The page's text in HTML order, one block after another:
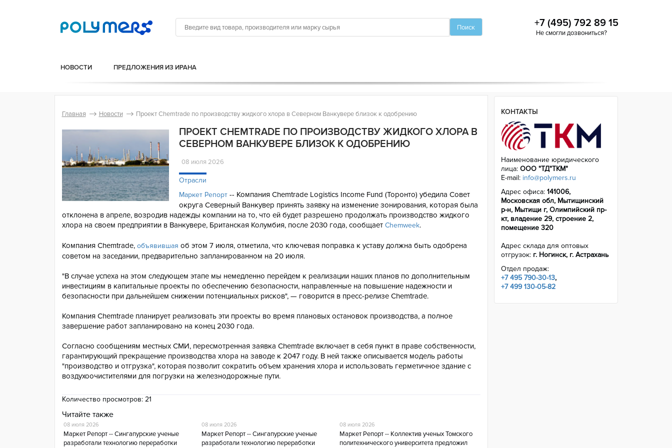
+7 (495) 792 89 15
Не смогли дозвониться?
НОВОСТИ ПРЕДЛОЖЕНИЯ ИЗ ИРАНА
Главная Новости Проект Chemtrade по производству жидкого хлора в Северном Ванкувере близок к одобрению
ПРОЕКТ CHEMTRADE ПО ПРОИЗВОДСТВУ ЖИДКОГО ХЛОРА В
СЕВЕРНОМ ВАНКУВЕРЕ БЛИЗОК К ОДОБРЕНИЮ
08 июля 2026
Отрасли
Маркет Репорт-- Компания Chemtrade Logistics Income Fund (Торонто) убедила Совет
округа Северный Ванкувер принять заявку на изменение зонирования, которая была
отклонена в апреле, возродив надежды компании на то, что ей будет разрешено продолжать производство жидкого
хлора на своем предприятии в Ванкувере, Британская Колумбия, после 2030 года, сообщает Chemweek.
Компания Chemtrade, объявившая об этом 7 июля, отметила, что ключевая поправка к уставу должна быть одобрена
советом на заседании, предварительно запланированном на 20 июля.
"В случае успеха на этом следующем этапе мы немедленно перейдем к реализации наших планов по дополнительным
инвестициям в капитальные проекты по обеспечению безопасности, направленные на повышение надежности и
безопасности при дальнейшем снижении потенциальных рисков", — говорится в пресс-релизе Chemtrade.
Компания Chemtrade планирует реализовать эти проекты во время плановых остановок производства, а полное
завершение работ запланировано на конец 2030 года.
Согласно сообщениям местных СМИ, пересмотренная заявка Chemtrade включает в себя пункт в праве собственности,
гарантирующий прекращение производства хлора на заводе к 2047 году. В ней также описывается модель работы
"производство и отгрузка", которая позволит сократить объем хранения хлора и использовать герметичное здание с
воздухоочистителями для погрузки на железнодорожные пути.
Количество просмотров: 21
Читайте также
08 июля 2026
Маркет Репорт -- Сингапурские ученые
разработали технологию переработки
08 июля 2026
Маркет Репорт -- Сингапурские ученые
разработали технологию переработки
08 июля 2026
Маркет Репорт -- Коллектив ученых Томского
политехнического университета предложил
КОНТАКТЫ
Наименование юридического
лица: ООО "ТД"ТКМ"
E-mail: info@polymers.ru
Адрес офиса: 141006,
Московская обл, Мытищинский
р-н, Мытищи г, Олимпийский пр-
кт, владение 29, строение 2,
помещение 320
Адрес склада для оптовых
отгрузок: г. Ногинск, г. Астрахань
Отдел продаж:
+7 495 790-30-13,
+7 499 130-05-82